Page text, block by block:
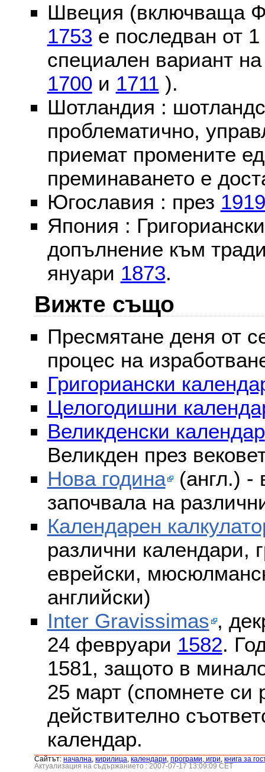
Швеция (включваща
1753 е последван от
специален вариант
1700 и 1711 ).
Шотландия :
проблематично,
приемат промените
преминаването е
Югославия : през 1919
Япония :
допълнение към
януари 1873.
Вижте също
Пресмятане деня от
процес на
Григориански
Целогодишни
Великденски календар
Великден през
Нова година (англ.) -
започвала на
Календарен
различни календари,
еврейски,
английски)
Inter Gravissimas ,
24 февруари 1582.
1581, защото в
25 март (спомнете си
действително
календар.
Сайтът: началнa, кирилица, календари, програми, игри, книга за
Актуализация на съдържанието : 2007-07-17 13:09:09 CET